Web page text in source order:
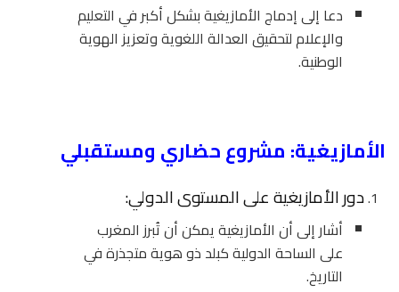
دعا إلى إدماج الأمازيغية بشكل أكبر في التعليم
والإعلام لتحقيق العدالة اللغوية وتعزيز الهوية
الوطنية.
الأمازيغية: مشروع حضاري ومستقبلي
دور الأمازيغية على المستوى الدولي:
أشار إلى أن الأمازيغية يمكن أن تُبرز المغرب
على الساحة الدولية كبلد ذو هوية متجذرة في
التاريخ.